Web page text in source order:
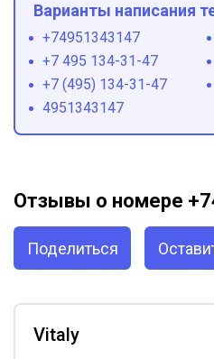
Варианты написания
+74951343147
+7 495 134-31-47
+7 (495) 134-31-47
4951343147
Отзывы о номере
Поделиться
Vitaly